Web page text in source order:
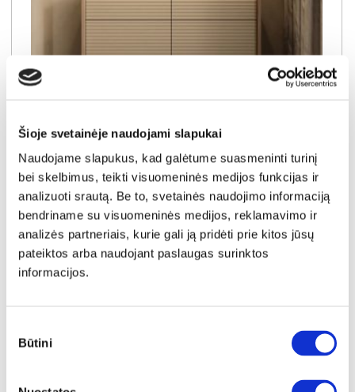
Šioje svetainėje naudojami slapukai
Naudojame slapukus, kad galėtume suasmeninti turinį
bei skelbimus, teikti visuomeninės medijos funkcijas ir
analizuoti srautą. Be to, svetainės naudojimo informaciją
bendriname su visuomeninės medijos, reklamavimo ir
analizės partneriais, kurie gali ją pridėti prie kitos jūsų
pateiktos arba naudojant paslaugas surinktos
informacijos.
pasirinkimas
Būtini
SEMI D komoda-indauja 2D2S
Išmatavimai: A:84cm P:104cm G:40cm
Kaina:
224€